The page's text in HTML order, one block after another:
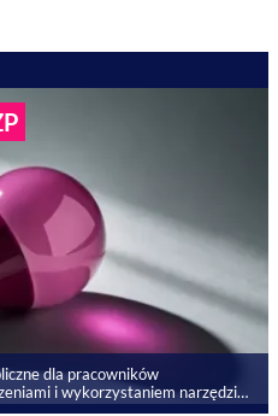
dla pracowników
i wykorzystaniem narzędzi